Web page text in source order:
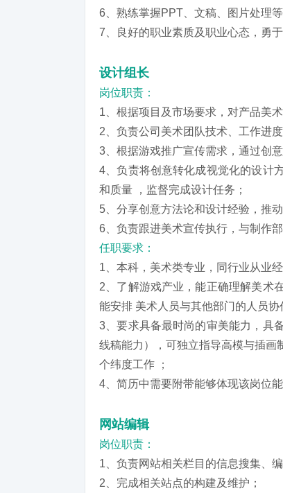
6、熟练掌握PPT、文稿、图片处理等
7、良好的职业素质及职业心态，勇
设计组长
岗位职责：
1、根据项目及市场要求，对产品美
2、负责公司美术团队技术、工作进
3、根据游戏推广宣传需求，通过创
4、负责将创意转化成视觉化的设计
和质量 ，监督完成设计任务；
5、分享创意方法论和设计经验，推
6、负责跟进美术宣传执行，与制作
任职要求：
1、本科，美术类专业，同行业从业
2、了解游戏产业，能正确理解美术
能安排 美术人员与其他部门的人员协
3、要求具备最时尚的审美能力，具
线稿能力），可独立指导高模与插画
个纬度工作 ；
4、简历中需要附带能够体现该岗位
网站编辑
岗位职责：
1、负责网站相关栏目的信息搜集、
2、完成相关站点的构建及维护；